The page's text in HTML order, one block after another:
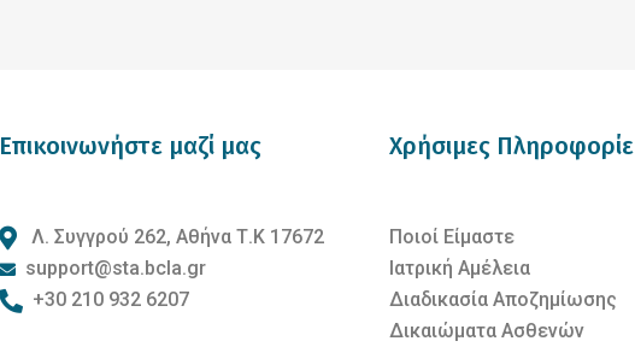
Επικοινωνήστε μαζί μας
Λ. Συγγρού 262, Αθήνα Τ.Κ 17672
support@sta.bcla.gr
+30 210 932 6207
Χρήσιμες
Ποιοί Είμαστε
Ιατρική Αμέλεια
Διαδικασία Αποζημίωσης
Δικαιώματα Ασθενών